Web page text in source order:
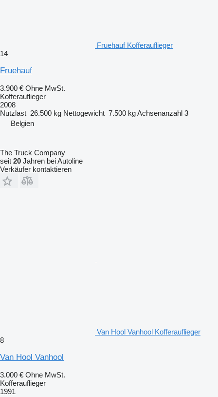
Fruehauf Kofferauflieger
14
Fruehauf
3.900 € Ohne MwSt.
Kofferauflieger
2008
Nutzlast 26.500 kg Nettogewicht 7.500 kgAchsenanzahl 3
Belgien
The Truck Company
seit 20 Jahren bei Autoline
Verkäufer kontaktieren
Van Hool Vanhool Kofferauflieger
8
Van Hool Vanhool
3.000 € Ohne MwSt.
Kofferauflieger
1991